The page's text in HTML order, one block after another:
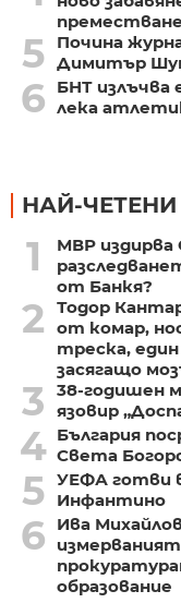
5
Почина
Димитър
6
БНТ излъчва
лека
НАЙ-ЧЕТЕНИ
1
МВР издирва
от Банкя?
2
Тодор
от комар,
треска,
засягащо
3
38-годишен
язовир
4 България
Света
5 УЕФА готви
Инфантино
6
Ива
образование